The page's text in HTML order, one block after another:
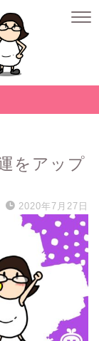
をアップ
2020年7月27日